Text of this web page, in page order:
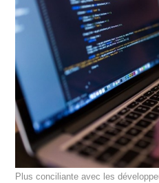
Plus conciliante avec les